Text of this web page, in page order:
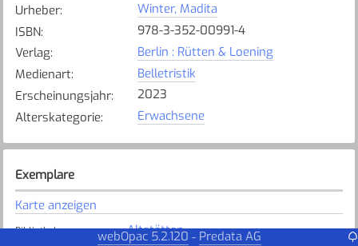
Urheber:
Winter, Madita
ISBN:
978-3-352-00991-4
Verlag:
Berlin : Rütten & Loening
Medienart:
Belletristik
Erscheinungsjahr:
2023
Alterskategorie: Erwachsene
Exemplare
Karte anzeigen
Bibliothek: Altstätten
webOpac 5.2.120 - Predata AG